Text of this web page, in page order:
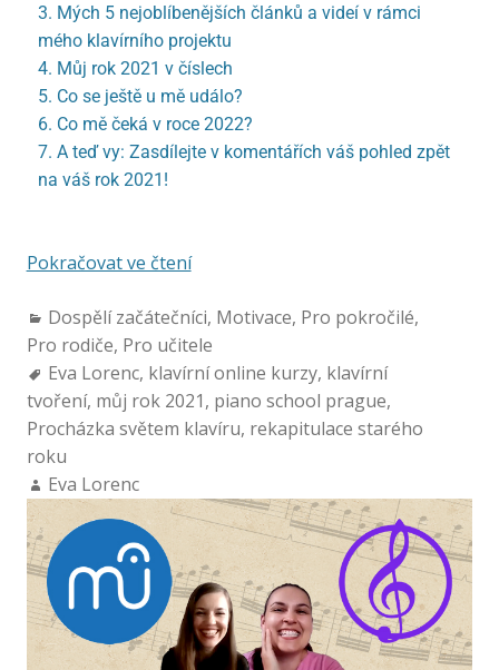
3. Mých 5 nejoblíbenějších článků a videí v rámci
mého klavírního projektu
4. Můj rok 2021 v číslech
5. Co se ještě u mě událo?
6. Co mě čeká v roce 2022?
7. A teď vy: Zasdílejte v komentářích váš pohled zpět
na váš rok 2021!
Pokračovat ve čtení
Dospělí začátečníci, Motivace, Pro pokročilé,
Pro rodiče, Pro učitele
Eva Lorenc, klavírní online kurzy, klavírní
tvoření, můj rok 2021, piano school prague,
Procházka světem klavíru, rekapitulace starého
roku
Eva Lorenc